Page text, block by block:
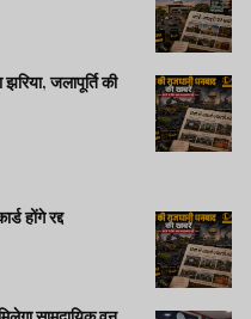
जलापूर्ति की
होंगे रद्द